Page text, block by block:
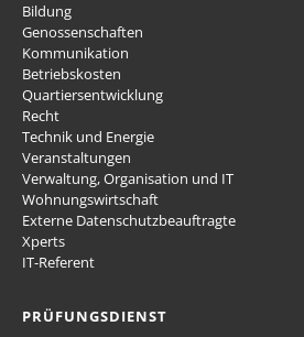
Bildung
Genossenschaften
Kommunikation
Betriebskosten
Quartiersentwicklung
Recht
Technik und Energie
Veranstaltungen
Verwaltung, Organisation und IT
Wohnungswirtschaft
Externe Datenschutzbeauftragte
Xperts
IT-Referent
PRÜFUNGSDIENST